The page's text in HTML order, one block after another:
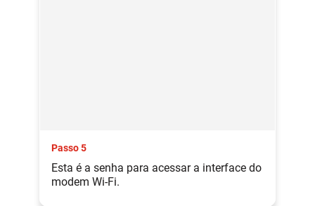
Passo 5
Esta é a senha para acessar a interface do
modem Wi-Fi.